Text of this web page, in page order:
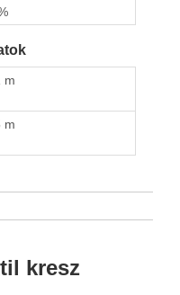
m
m
kresz